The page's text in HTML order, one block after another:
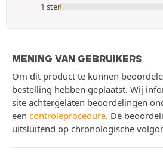
1 ster
MENING VAN GEBRUIKERS
Om dit product te kunnen
bestelling hebben geplaatst. Wij
site achtergelaten beoordelingen
een controleprocedure. De
uitsluitend op chronologische